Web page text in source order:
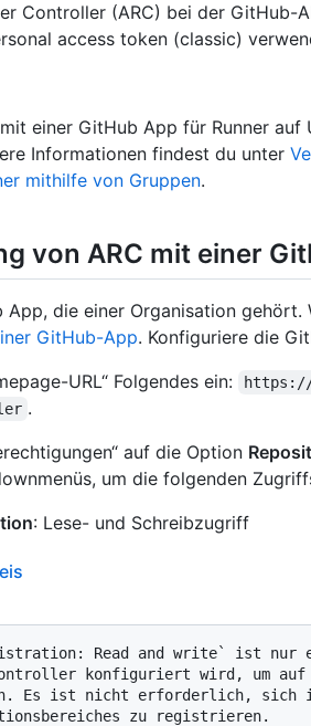
Controller (ARC) bei der GitHub-
access token (classic)
einer GitHub App für Runner auf
Informationen findest du unter
mithilfe von Gruppen.
von ARC mit einer
App, die einer Organisation
GitHub-App. Konfiguriere die
URL“ Folgendes ein:
https://
.
auf die Option
um die folgenden
: Lese- und Schreibzugriff
konfiguriert wird, um
Es ist nicht erforderlich, sich